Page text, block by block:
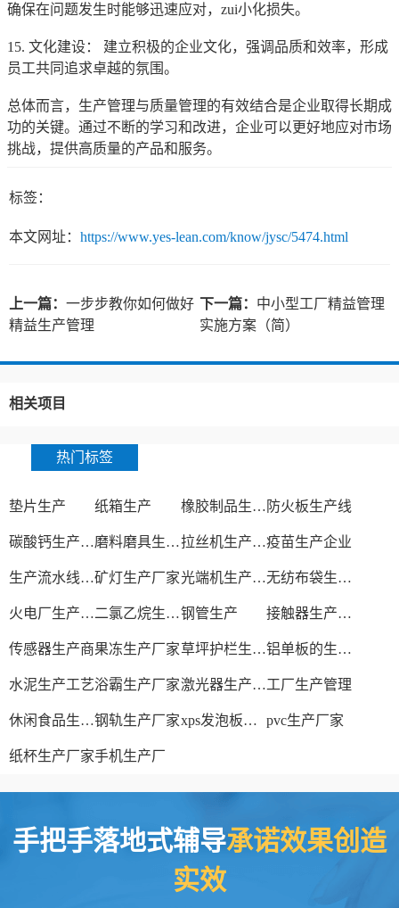
确保在问题发生时能够迅速应对，zui小化损失。
15. 文化建设： 建立积极的企业文化，强调品质和效率，形成
员工共同追求卓越的氛围。
总体而言，生产管理与质量管理的有效结合是企业取得长期成
功的关键。通过不断的学习和改进，企业可以更好地应对市场
挑战，提供高质量的产品和服务。
标签：
本文网址： https://www.yes-lean.com/know/jysc/5474.html
上一篇： 一步步教你如何做好
精益生产管理
下一篇： 中小型工厂精益管理
实施方案（简）
相关项目
热门标签
垫片生产 纸箱生产 橡胶制品生产厂 防火板生产线
碳酸钙生产设备 磨料磨具生产厂家 拉丝机生产厂家疫苗生产企业
生产流水线设备矿灯生产厂家 光端机生产厂家 无纺布袋生产厂家
火电厂生产过程 二氯乙烷生产厂家钢管生产 接触器生产厂家
传感器生产商果冻生产厂家 草坪护栏生产厂家 铝单板的生产厂家
水泥生产工艺浴霸生产厂家 激光器生产厂家工厂生产管理
休闲食品生产线钢轨生产厂家 xps发泡板材生产线 pvc生产厂家
纸杯生产厂家手机生产厂
手把手落地式辅导承诺效果创造
实效